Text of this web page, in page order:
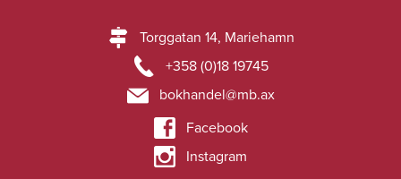
Torggatan 14, Mariehamn
+358 (0)18 19745
bokhandel@mb.ax
Facebook
Instagram